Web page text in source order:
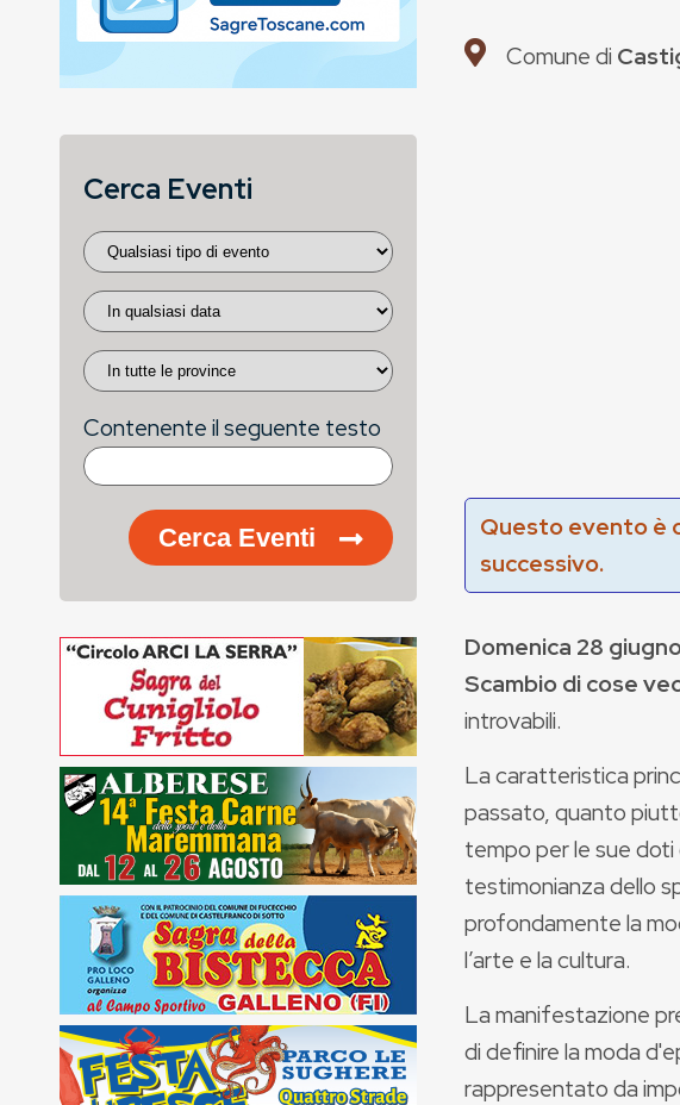
Comune di
Questo evento è
successivo.
Domenica 28
Scambio di cose
introvabili.
La caratteristica
passato, quanto
tempo per le sue doti
testimonianza dello
profondamente la
l’arte e la cultura.
La manifestazione
di definire la moda
rappresentato da
Cerca Eventi
Contenente il seguente testo
Cerca Eventi